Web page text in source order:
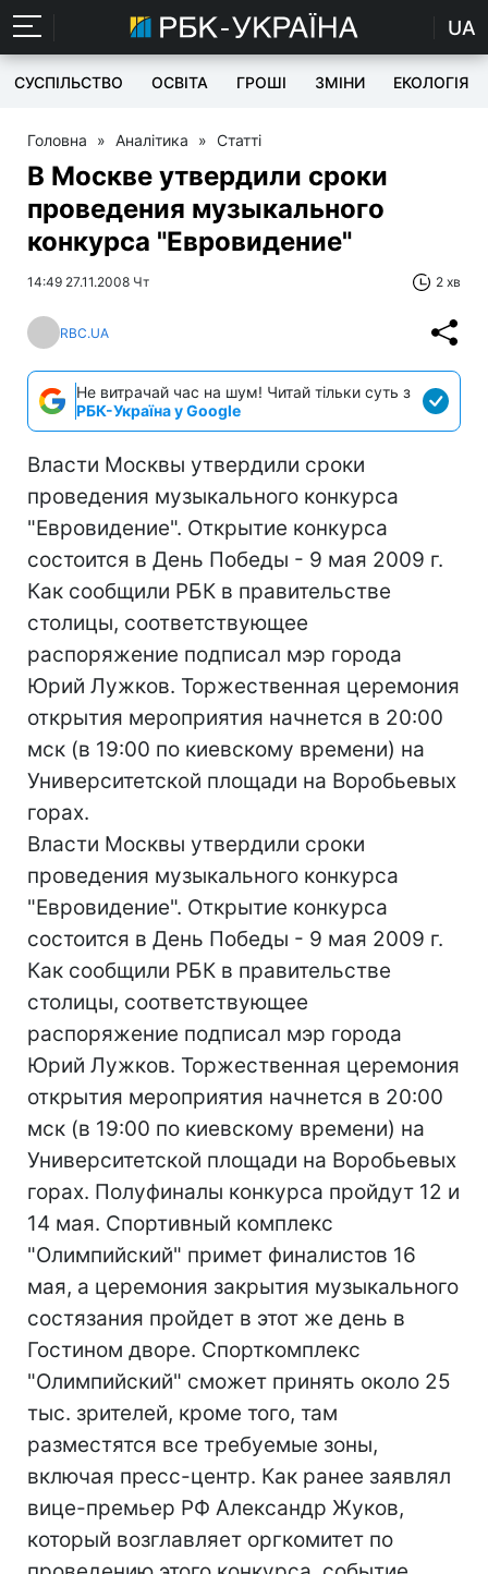
UA
СУСПІЛЬСТВО ОСВІТА ГРОШІ ЗМІНИ ЕКОЛОГІЯ
Головна » Аналітика » Статті
В Москве утвердили сроки
проведения музыкального
конкурса "Евровидение"
14:49 27.11.2008 Чт 2 хв
RBC.UA
Не витрачай час на шум! Читай тільки суть з
РБК-Україна у Google
Власти Москвы утвердили сроки
проведения музыкального конкурса
"Евровидение". Открытие конкурса
состоится в День Победы - 9 мая 2009 г.
Как сообщили РБК в правительстве
столицы, соответствующее
распоряжение подписал мэр города
Юрий Лужков. Торжественная церемония
открытия мероприятия начнется в 20:00
мск (в 19:00 по киевскому времени) на
Университетской площади на Воробьевых
горах.
Власти Москвы утвердили сроки
проведения музыкального конкурса
"Евровидение". Открытие конкурса
состоится в День Победы - 9 мая 2009 г.
Как сообщили РБК в правительстве
столицы, соответствующее
распоряжение подписал мэр города
Юрий Лужков. Торжественная церемония
открытия мероприятия начнется в 20:00
мск (в 19:00 по киевскому времени) на
Университетской площади на Воробьевых
горах. Полуфиналы конкурса пройдут 12 и
14 мая. Спортивный комплекс
"Олимпийский" примет финалистов 16
мая, а церемония закрытия музыкального
состязания пройдет в этот же день в
Гостином дворе. Спорткомплекс
"Олимпийский" сможет принять около 25
тыс. зрителей, кроме того, там
разместятся все требуемые зоны,
включая пресс-центр. Как ранее заявлял
вице-премьер РФ Александр Жуков,
который возглавляет оргкомитет по